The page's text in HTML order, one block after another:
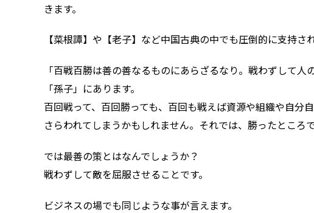
きます。
【菜根譚】や【老子】など中国古典の中でも圧倒的に支持さ
「百戦百勝は善の善なるものにあらざるなり。戦わずして
「孫子」にあります。
百回戦って、百回勝っても、百回も戦えば資源や組織や自分
さらわれてしまうかもしれません。それでは、勝ったところ
では最善の策とはなんでしょうか？
戦わずして敵を屈服させることです。
ビジネスの場でも同じような事が言えます。